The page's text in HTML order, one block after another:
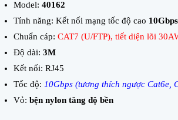
Model: 40162
Tính năng: Kết nối mạng tốc độ cao 10Gbps
Chuẩn cáp: CAT7 (U/FTP), tiết diện lõi
Độ dài: 3M
Kết nối: RJ45
Tốc độ: 10Gbps (tương thích ngược Cat6e,
Vỏ: bện nylon tăng độ bền